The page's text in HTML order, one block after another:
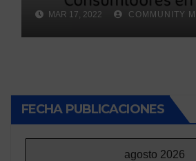
MAR 17, 2022 COMMUNITY
FECHA PUBLICACIONES
agosto 2026